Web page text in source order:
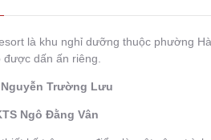
là khu nghỉ dưỡng thuộc phường
dấn ấn riêng.
Trường Lưu
Đằng Vân